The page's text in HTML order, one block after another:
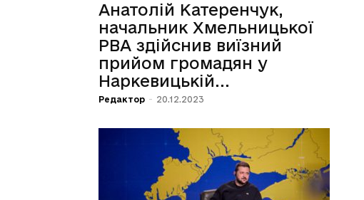
Анатолій Катеренчук,
начальник Хмельницької
РВА здійснив виїзний
прийом громадян у
Наркевицькій...
Редактор - 20.12.2023